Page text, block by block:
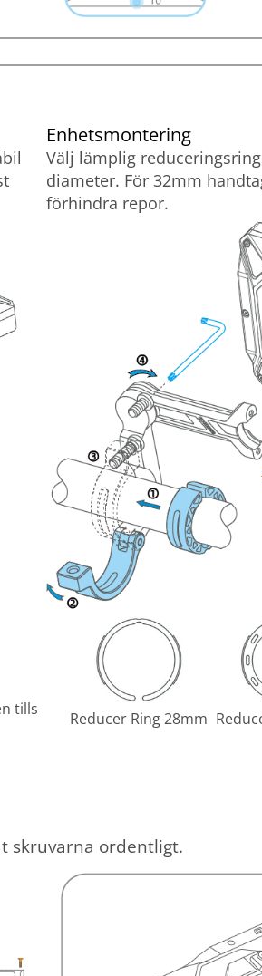
tills
Enhetsmontering
Välj lämplig
diameter. För 32mm
förhindra repor.
Reducer Ring 28mm
skruvarna ordentligt.